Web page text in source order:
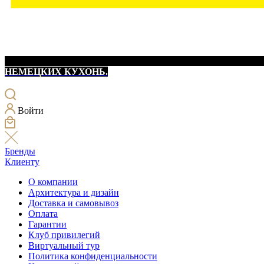
НЕМЕЦКИХ КУХОНЬ.
Войти
Бренды
Клиенту
О компании
Архитектура и дизайн
Доставка и самовывоз
Оплата
Гарантии
Клуб привилегий
Виртуальный тур
Политика конфиденциальности